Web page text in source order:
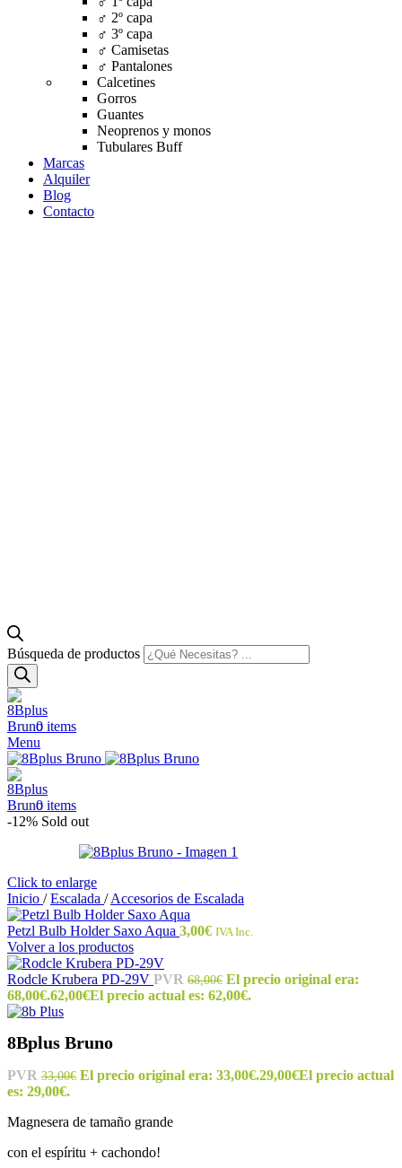
♂ 2º capa
♂ 3º capa
♂ Camisetas
♂ Pantalones
Calcetines
Gorros
Guantes
Neoprenos y monos
Tubulares Buff
Marcas
Alquiler
Blog
Contacto
Búsqueda de productos
0 items
Menu
0 items
-12% Sold out
Click to enlarge
Inicio / Escalada / Accesorios de Escalada
Petzl Bulb Holder Saxo Aqua 3,00€ IVA Inc.
Volver a los productos
Rodcle Krubera PD-29V PVR 68,00€ El precio original era:
68,00€.62,00€El precio actual es: 62,00€.
8Bplus Bruno
PVR 33,00€ El precio original era: 33,00€.29,00€El precio actual
es: 29,00€.
Magnesera de tamaño grande
con el espíritu + cachondo!